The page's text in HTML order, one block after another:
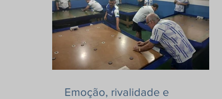
Emoção, rivalidade e